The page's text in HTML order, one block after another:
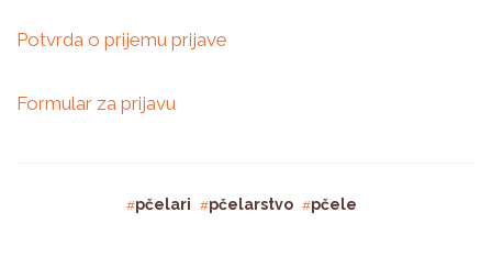
Potvrda o prijemu prijave
Formular za prijavu
pčelari pčelarstvo pčele